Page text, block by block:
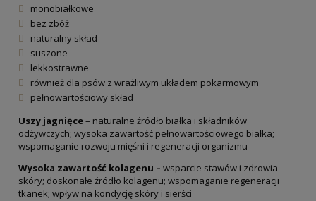
monobiałkowe
bez zbóż
naturalny skład
suszone
lekkostrawne
również dla psów z wrażliwym układem pokarmowym
pełnowartościowy skład
Uszy jagnięce– naturalne źródło białka i składników
odżywczych; wysoka zawartość pełnowartościowego białka;
wspomaganie rozwoju mięśni i regeneracji organizmu
Wysoka zawartość kolagenu – wsparcie stawów i zdrowia
skóry; doskonałe źródło kolagenu; wspomaganie regeneracji
tkanek; wpływ na kondycję skóry i sierści